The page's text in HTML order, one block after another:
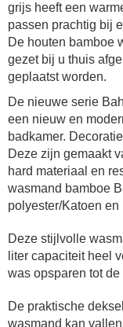
grijs heeft een
passen prachtig bij
De houten bamboe
gezet bij u thuis
geplaatst worden.
De nieuwe serie
een nieuw en
badkamer.
Deze zijn gemaakt
hard materiaal en
wasmand bamboe
polyester/Katoen
Deze stijlvolle
liter capaciteit heel
was opsparen tot
De praktische
wasmand kan